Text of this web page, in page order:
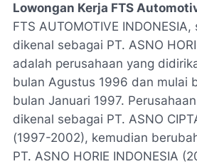
Lowongan Kerja FTS
FTS AUTOMOTIVE
dikenal sebagai PT. ASNO
adalah perusahaan yang
bulan Agustus 1996 dan mulai
bulan Januari 1997.
dikenal sebagai PT. ASNO
(1997-2002), kemudian
PT. ASNO HORIE INDONESIA